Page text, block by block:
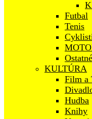
Futbal
Tenis
KULTÚRA
Film a
Hudba
Knihy